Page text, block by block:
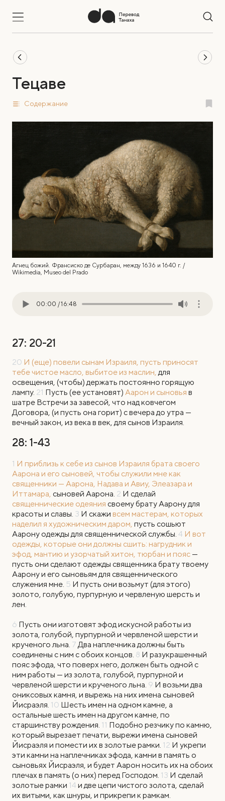
Тецаве
Содержание
Агнец божий. Франсиско де Сурбаран, между 1636 и 1640 г. /
Wikimedia, Museo del Prado
00:00 /16:48
27: 20-21
20 И (еще) повели сынам Израиля, пусть приносят
тебе чистое масло, выбитое из маслин,для
освещения, (чтобы) держать постоянно горящую
лампу. 21 Пусть (ее установят) Аарон и сыновья в
шатре Встречи за завесой, что над ковчегом
Договора, (и пусть она горит) с вечера до утра —
вечный закон, из века в век, для сынов Израиля.
28: 1-43
1 И приблизь к себе из сынов Израиля брата своего
Аарона и его сыновей, чтобы служили мне как
священники — Аарона, Надава и Авиу, Элеазара и
Иттамара, сыновей Аарона. 2 И сделай
священнические одеяния своему брату Аарону для
красоты и славы. 3 И скажи всем мастерам, которых
наделил я художническим даром, пусть сошьют
Аарону одежды для священнической службы. 4 И вот
одежды, которые они должны сшить: нагрудник и
эфод, мантию и узорчатый хитон, тюрбан и пояс —
пусть они сделают одежды священника брату твоему
Аарону и его сыновьям для священнического
служения мне. 5 И пусть они возьмут (для этого)
золото, голубую, пурпурную и червленую шерсть и
лен.
6 Пусть они изготовят эфод искусной работы из
золота, голубой, пурпурной и червленой шерсти и
крученого льна. 7Два наплечника должны быть
соединены с ним с обоих концов. 8 И разукрашенный
пояс эфода, что поверх него, должен быть одной с
ним работы — из золота, голубой, пурпурной и
червленой шерсти и крученого льна. 9 И возьми два
ониксовых камня, и вырежь на них имена сыновей
Йисраэля. 10 Шесть имен на одном камне, а
остальные шесть имен на другом камне, по
старшинству рождения. 11 Подобно резчику по камню,
который вырезает печати, вырежи имена сыновей
Йисраэля и помести их в золотые рамки. 12 И укрепи
эти камни на наплечниках эфода, камни в память о
сыновьях Йисраэля, и будет Аарон носить их на обоих
плечах в память (о них) перед Господом. 13 И сделай
золотые рамки 14 и две цепи чистого золота, сделай
их витыми, как шнуры, и прикрепи к рамкам.